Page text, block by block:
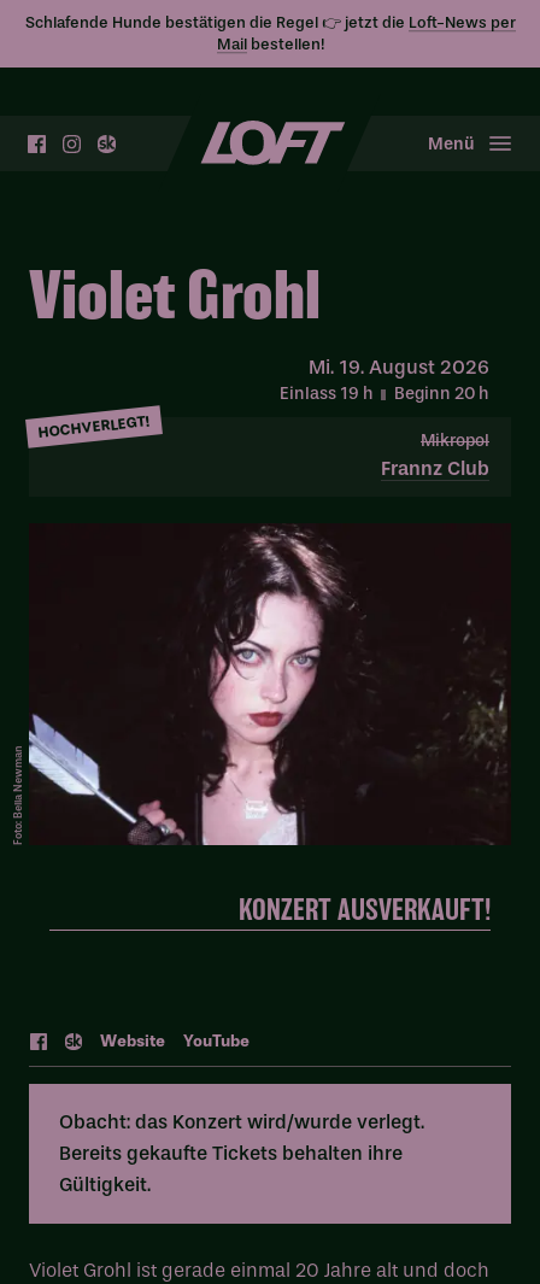
Schlafende Hunde bestätigen die Regel 👉 jetzt die Loft-News per
Mailbestellen!
Menü
Violet Grohl
Mi. 19. August 2026
Einlass 19 h Beginn 20 h
HOCHVERLEGT! Mikropol
Frannz Club
Foto: Bella Newman
Website YouTube
KONZERT AUSVERKAUFT!
Obacht: das Konzert wird/wurde verlegt.
Bereits gekaufte Tickets behalten ihre
Gültigkeit.
Violet Grohl ist gerade einmal 20 Jahre alt und doch